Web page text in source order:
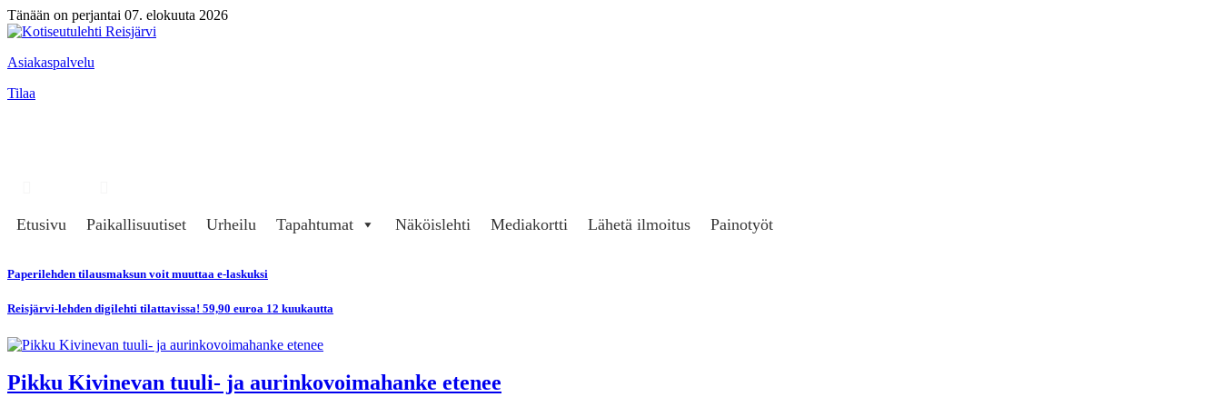
Tänään on perjantai 07. elokuuta 2026
Asiakaspalvelu
Tilaa
Etusivu
Paikallisuutiset Urheilu Tapahtumat Näköislehti Mediakortti Lähetä ilmoitus Painotyöt
Paperilehden tilausmaksun voit muuttaa e-laskuksi
Reisjärvi-lehden digilehti tilattavissa! 59,90 euroa 12 kuukautta
Pikku Kivinevan tuuli- ja aurinkovoimahanke etenee